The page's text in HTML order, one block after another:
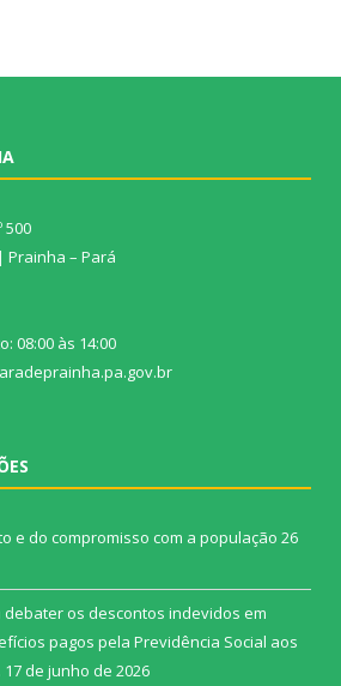
500
Prainha – Pará
08:00 às 14:00
e do compromisso com a população 26
os descontos indevidos em
pagos pela Previdência Social aos
17 de junho de 2026